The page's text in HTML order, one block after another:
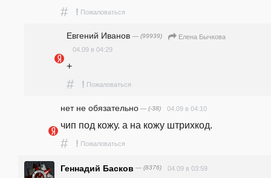
# ! Пожаловаться
Евгений Иванов — (99939)
Елена Бычкова
04.09 в 04:29
+
# ! Пожаловаться
нет не обязательно — (-38) 04.09 в 04:10
чип под кожу. а на кожу штрихкод.
# ! Пожаловаться
Геннадий Басков — (8376) 04.09 в 03:59